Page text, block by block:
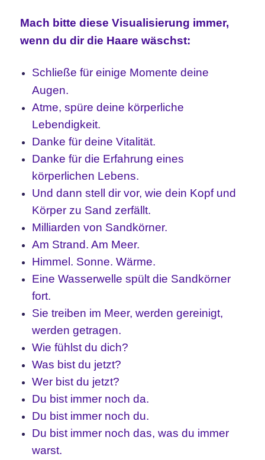
Mach bitte diese Visualisierung immer,
wenn du dir die Haare wäschst:
Schließe für einige Momente deine
Augen.
Atme, spüre deine körperliche
Lebendigkeit.
Danke für deine Vitalität.
Danke für die Erfahrung eines
körperlichen Lebens.
Und dann stell dir vor, wie dein Kopf und
Körper zu Sand zerfällt.
Milliarden von Sandkörner.
Am Strand. Am Meer.
Himmel. Sonne. Wärme.
Eine Wasserwelle spült die Sandkörner
fort.
Sie treiben im Meer, werden gereinigt,
werden getragen.
Wie fühlst du dich?
Was bist du jetzt?
Wer bist du jetzt?
Du bist immer noch da.
Du bist immer noch du.
Du bist immer noch das, was du immer
warst.